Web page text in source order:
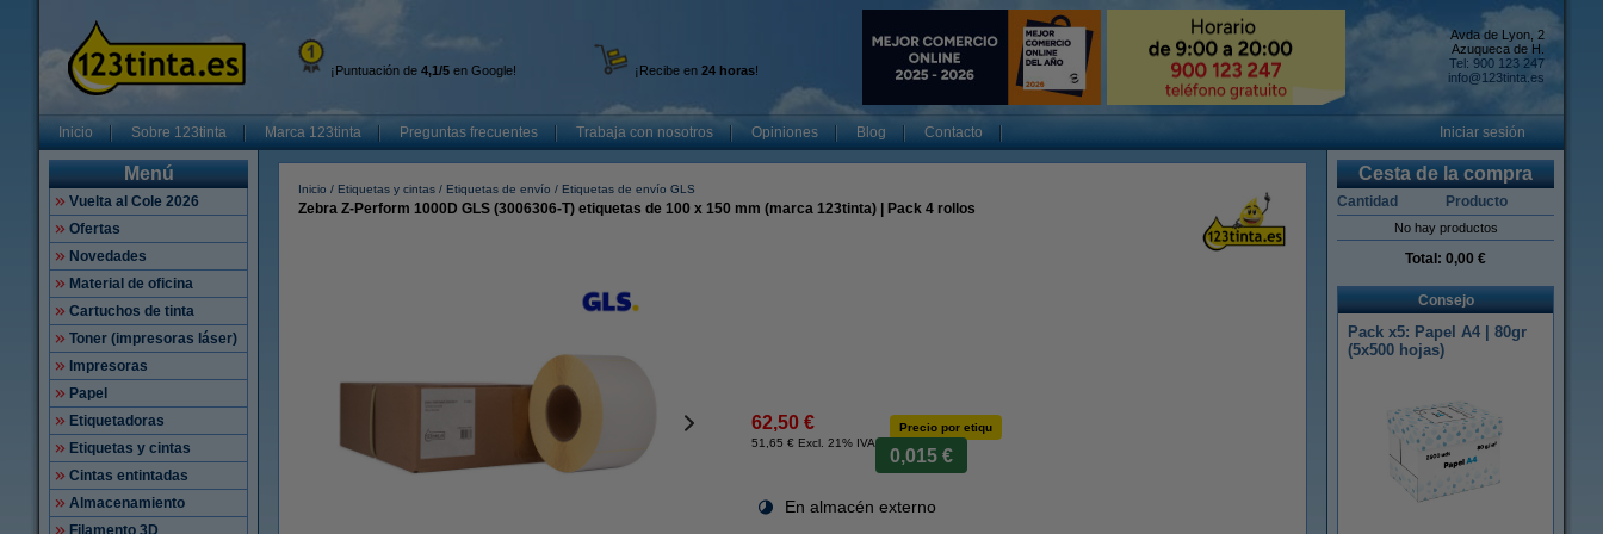
¡Puntuación de 4,1/5 en Google! ¡Recibe en 24 horas!
Avda de Lyon, 2
Azuqueca de H.
Tel: 900 123 247
info@123tinta.es
Inicio Sobre 123tinta Marca 123tinta Preguntas frecuentes Trabaja con nosotros Opiniones Blog Contacto Iniciar sesión
Menú
Vuelta al Cole 2026
Ofertas
Novedades
Material de oficina
Cartuchos de tinta
Toner (impresoras láser)
Impresoras
Papel
Etiquetadoras
Etiquetas y cintas
Cintas entintadas
Almacenamiento
Filamento 3D
Inicio Etiquetas y cintas Etiquetas de envío Etiquetas de envío GLS
Zebra Z-Perform 1000D GLS (3006306-T) etiquetas de 100 x 150 mm (marca 123tinta) | Pack 4 rollos
62,50 €
51,65 € Excl. 21% IVA
Precio por etiqu
0,015 €
En almacén externo
Cesta de la compra
Cantidad Producto
No hay productos
Total: 0,00 €
Consejo
Pack x5: Papel A4 | 80gr
(5x500 hojas)